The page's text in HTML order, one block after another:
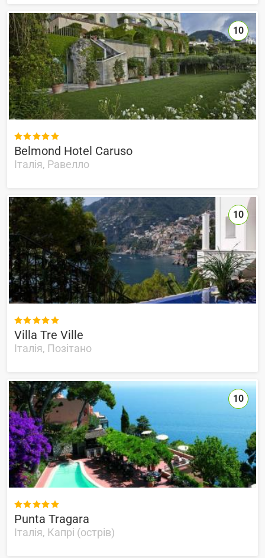

Belmond Hotel Caruso
Італія, Равелло
10

Villa Tre Ville
Італія, Позітано
10

Punta Tragara
Італія, Капрі (острів)
10